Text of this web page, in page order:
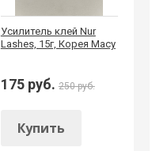
Усилитель клей Nur
Lashes, 15г, Корея Macy
175 руб. 250 руб.
Купить